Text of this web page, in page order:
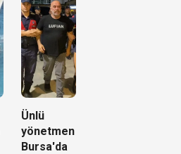
Ünlü
yönetmen
Bursa'da